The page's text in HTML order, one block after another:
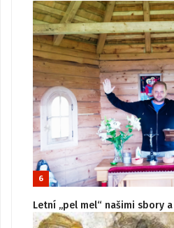
6
Letní „pel mel“ našimi sbory